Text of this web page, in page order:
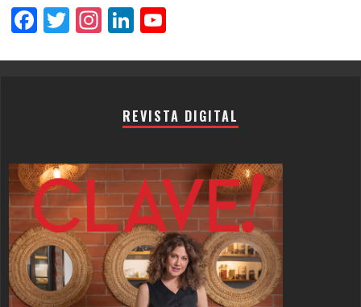
Facebook
Twitter
Instagram
LinkedIn
REVISTA DIGITAL